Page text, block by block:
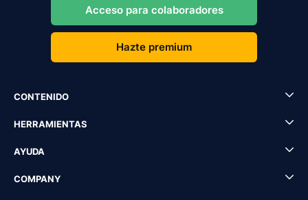
Acceso para colaboradores
Hazte premium
CONTENIDO
HERRAMIENTAS
AYUDA
COMPANY